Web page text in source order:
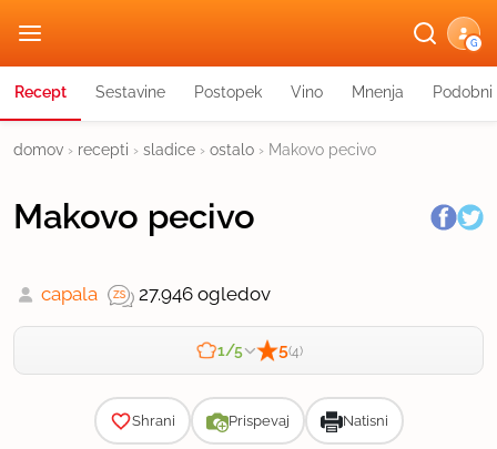
G
Recept Sestavine Postopek Vino Mnenja
domov › recepti › sladice › ostalo › Makovo pecivo
Makovo pecivo
capala 27.946 ogledov
1/5 5(4)
Shrani Prispevaj Natisni